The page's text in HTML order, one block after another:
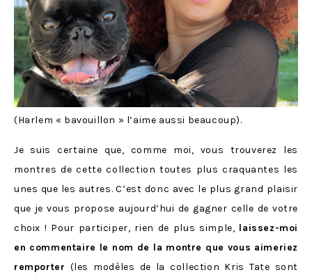
(Harlem « bavouillon » l’aime aussi beaucoup).
Je suis certaine que, comme moi, vous trouverez les
montres de cette collection toutes plus craquantes les
unes que les autres. C’est donc avec le plus grand plaisir
que je vous propose aujourd’hui de gagner celle de votre
choix ! Pour participer, rien de plus simple, laissez-moi
en commentaire le nom de la montre que vous aimeriez
remporter (les modèles de la collection Kris Tate sont